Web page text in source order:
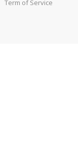
Term of Service